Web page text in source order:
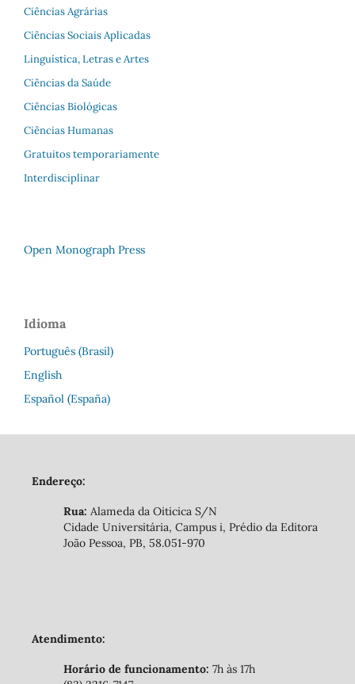
Ciências Agrárias
Ciências Sociais Aplicadas
Linguística, Letras e Artes
Ciências da Saúde
Ciências Biológicas
Ciências Humanas
Gratuitos temporariamente
Interdisciplinar
Open Monograph Press
Idioma
Português (Brasil)
English
Español (España)
Endereço:
Rua: Alameda da Oiticica S/N
Cidade Universitária, Campus i, Prédio da Editora
João Pessoa, PB, 58.051-970
Atendimento:
Horário de funcionamento: 7h às 17h